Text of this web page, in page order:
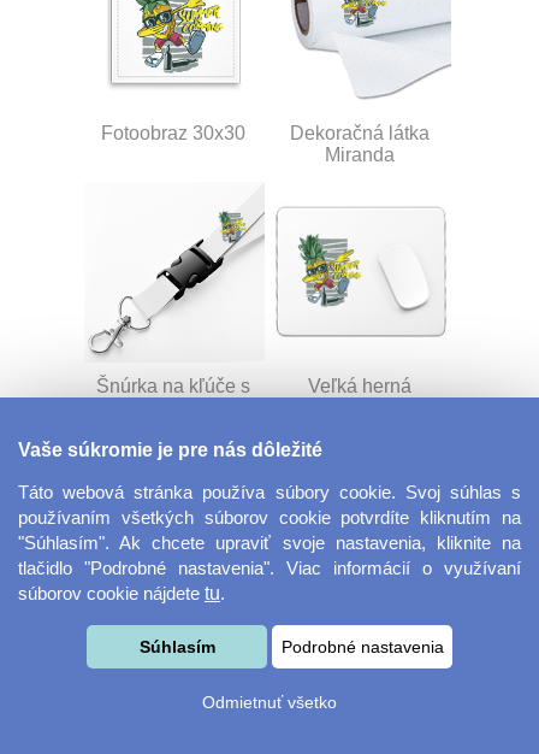
Fotoobraz 30x30
Dekoračná látka
Miranda
Šnúrka na kľúče s
Veľká herná
Velkoformátová
Desiatový box
Vaše súkromie je pre nás dôležité
Táto webová stránka používa súbory cookie. Svoj súhlas s
používaním všetkých súborov cookie potvrdíte kliknutím na
"Súhlasím". Ak chcete upraviť svoje nastavenia, kliknite na
tlačidlo "Podrobné nastavenia". Viac informácií o využívaní
súborov cookie nájdete tu.
Súhlasím Podrobné nastavenia
Odmietnuť všetko